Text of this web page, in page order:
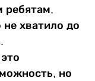
ребятам,
хватило до
но